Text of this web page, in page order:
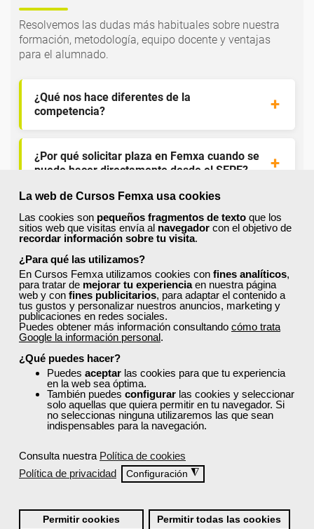
La web de Cursos Femxa usa cookies
Las cookies son pequeños fragmentos de texto que los
sitios web que visitas envía al navegador con el objetivo de
recordar información sobre tu visita.
¿Para qué las utilizamos?
En Cursos Femxa utilizamos cookies con fines analíticos,
para tratar de mejorar tu experienciaen nuestra página
web y con fines publicitarios, para adaptar el contenido a
tus gustos y personalizar nuestros anuncios, marketing y
publicaciones en redes sociales.
Puedes obtener más información consultando cómo trata
Google la información personal.
¿Qué puedes hacer?
Puedes aceptar las cookies para que tu experiencia
en la web sea óptima.
También puedes configurar las cookies y seleccionar
solo aquellas que quiera permitir en tu navegador. Si
no seleccionas ninguna utilizaremos las que sean
indispensables para la navegación.
Consulta nuestra Política de cookies
Política de privacidad
Configuración ◮
Permitir cookies Permitir todas las cookies
Resolvemos las dudas más habituales sobre nuestra
formación, metodología, equipo docente y ventajas
para el alumnado.
¿Qué nos hace diferentes de la
competencia?
¿Por qué solicitar plaza en Femxa cuando se
puede hacer directamente desde el SEPE?
¿Son los docentes un aspecto diferencial de
los cursos de Femxa?
¿Los cursos de Femxa son prácticos y tienen
temario actualizado?
¿Qué ofrece Femxa al alumno una vez
finaliza su formación?
¿Recibiré un certificado al finalizar un curso
gratuito?
¡Únete a la Comunidad Femxa!